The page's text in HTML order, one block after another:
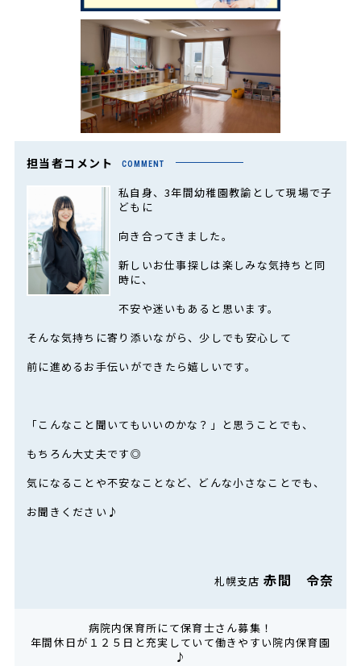
担当者コメント COMMENT
私自身、3年間幼稚園教諭として現場で子
どもに
向き合ってきました。
新しいお仕事探しは楽しみな気持ちと同
時に、
不安や迷いもあると思います。
そんな気持ちに寄り添いながら、少しでも安心して
前に進めるお手伝いができたら嬉しいです。
「こんなこと聞いてもいいのかな？」と思うことでも、
もちろん大丈夫です◎
気になることや不安なことなど、どんな小さなことでも、
お聞きください♪
札幌支店赤間 令奈
病院内保育所にて保育士さん募集！
年間休日が１２５日と充実していて働きやすい院内保育園
♪